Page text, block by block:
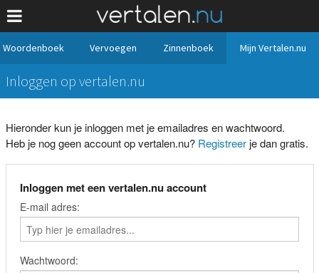
Woordenboek Vervoegen Zinnenboek Mijn Vertalen.nu
Inloggen op vertalen.nu
Hieronder kun je inloggen met je emailadres en wachtwoord.
Heb je nog geen account op vertalen.nu? Registreerje dan gratis.
Inloggen met een vertalen.nu account
E-mail adres:
Wachtwoord: